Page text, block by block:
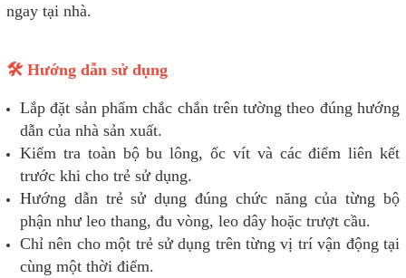
ngay tại nhà.
🛠️ Hướng dẫn sử dụng
Lắp đặt sản phẩm chắc chắn trên tường theo đúng hướng
dẫn của nhà sản xuất.
Kiểm tra toàn bộ bu lông, ốc vít và các điểm liên kết
trước khi cho trẻ sử dụng.
Hướng dẫn trẻ sử dụng đúng chức năng của từng bộ
phận như leo thang, đu vòng, leo dây hoặc trượt cầu.
Chỉ nên cho một trẻ sử dụng trên từng vị trí vận động tại
cùng một thời điểm.